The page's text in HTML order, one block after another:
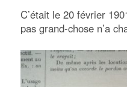
C’était le 20 février
pas grand-chose n’a